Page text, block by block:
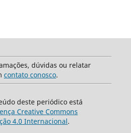
dúvidas ou relatar
contato conosco.
deste periódico está
Creative Commons
4.0 Internacional.